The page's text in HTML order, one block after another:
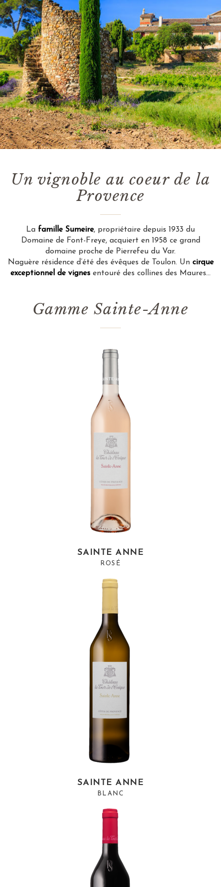
Un vignoble au coeur de la
Provence
La famille Sumeire, propriétaire depuis 1933 du
Domaine de Font-Freye, acquiert en 1958 ce grand
domaine proche de Pierrefeu du Var.
Naguère résidence d’été des évêques de Toulon. Un cirque
exceptionnel de vignes entouré des collines des Maures…
Gamme Sainte-Anne
SAINTE ANNE
ROSÉ
SAINTE ANNE
BLANC